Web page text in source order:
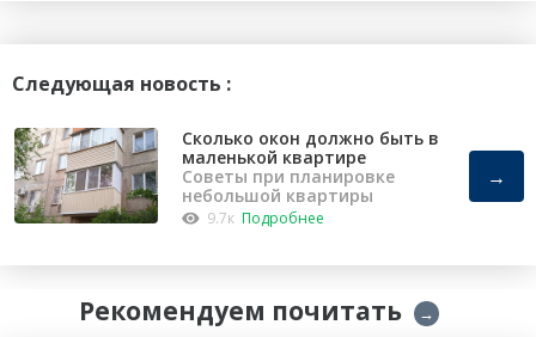
Следующая новость :
Сколько окон должно быть в
маленькой квартире
Советы при планировке
небольшой квартиры
9.7к Подробнее
→
Рекомендуем почитать →